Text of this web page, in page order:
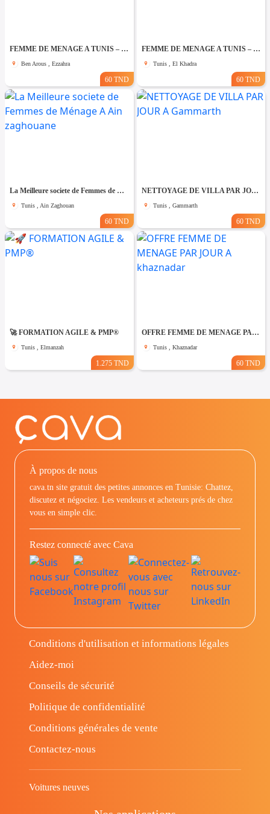
FEMME DE MENAGE A TUNIS – PAR JOUR A Ezzahra
Ben Arous , Ezzahra
60 TND
FEMME DE MENAGE A TUNIS – PAR JOUR A El khadhra
Tunis , El Khadra
60 TND
La Meilleure societe de Femmes de Ménage A Ain zaghouane
Tunis , Ain Zaghouan
60 TND
NETTOYAGE DE VILLA PAR JOUR A Gammarth
Tunis , Gammarth
60 TND
🚀 FORMATION AGILE & PMP®
Tunis , Elmanzah
1.275 TND
OFFRE FEMME DE MENAGE PAR JOUR A khaznadar
Tunis , Khaznadar
60 TND
À propos de nous
cava.tn site gratuit des petites annonces en Tunisie: Chattez,
discutez et négociez. Les vendeurs et acheteurs prés de chez
vous en simple clic.
Restez connecté avec Cava
Conditions d'utilisation et informations légales
Aidez-moi
Conseils de sécurité
Politique de confidentialité
Conditions générales de vente
Contactez-nous
Voitures neuves